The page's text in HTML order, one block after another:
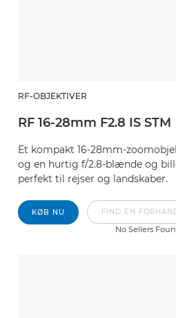
RF-OBJEKTIVER
RF 16-28mm F2.8 IS STM
Et kompakt 16-28mm-
og en hurtig f/2.8-blænde og
perfekt til rejser og landskaber.
KØB NU FIND EN
No Sellers